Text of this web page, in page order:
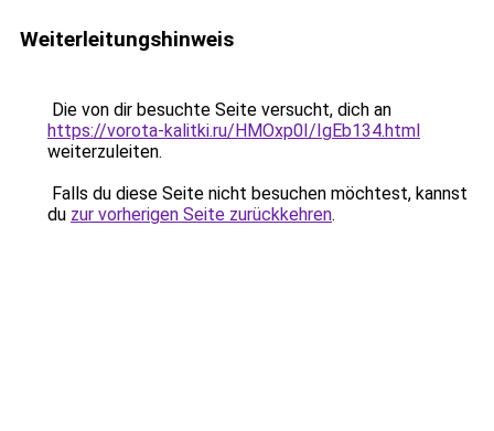
Weiterleitungshinweis
Die von dir besuchte Seite versucht, dich an
https://vorota-kalitki.ru/HMOxp0I/IgEb134.html
weiterzuleiten.
Falls du diese Seite nicht besuchen möchtest, kannst
du zur vorherigen Seite zurückkehren.